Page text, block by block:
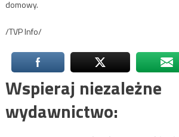
domowy.
/TVP Info/
Wspieraj niezależne
wydawnictwo: